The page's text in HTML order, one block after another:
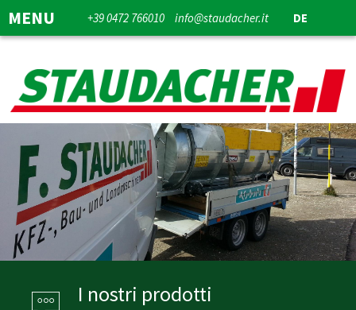
MENU +39 0472 766010 info@staudacher.it DE
I nostri prodotti